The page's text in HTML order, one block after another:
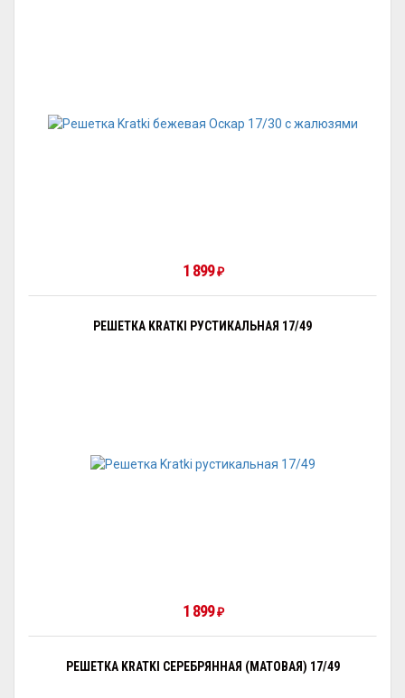
1 899₽
РЕШЕТКА KRATKI РУСТИКАЛЬНАЯ 17/49
1 899₽
РЕШЕТКА KRATKI СЕРЕБРЯННАЯ (МАТОВАЯ) 17/49